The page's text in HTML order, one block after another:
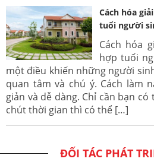
Cách hóa
tuổi người
Cách hóa
hợp tuổi
một điều khiến những người
quan tâm và chú ý. Cách làm
giản và dễ dàng. Chỉ cần bạn
chút thời gian thì có thể […]
ĐỐI TÁC PHÁT